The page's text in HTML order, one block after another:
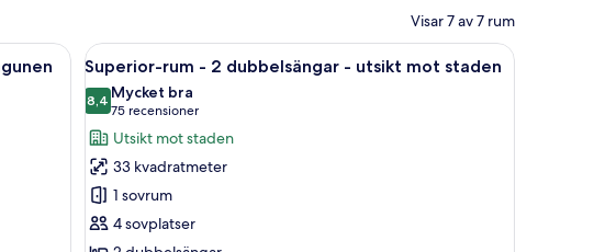
Visar 7 av 7 rum
med gardiner.
ett skrivbord, en stol och konstverk på väggarna.
Öppna
alla
foton
för
Superior-
rum
-
2
Ett hotellrum med två sängar, ett skrivbord,
5
Superior-rum - 2 dubbelsängar - utsikt mot staden
8,48,4 av 10
Mycket bra
75 recensioner
(75 recensioner)
Utsikt mot staden
33 kvadratmeter
1 sovrum
4 sovplatser